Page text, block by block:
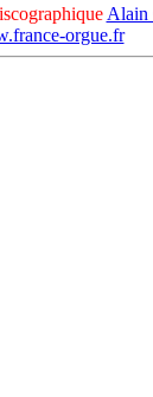
orgue.fr